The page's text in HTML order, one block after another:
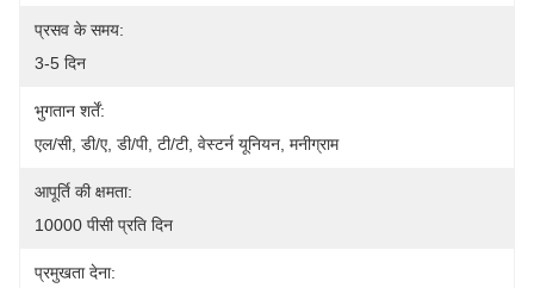
प्रसव के समय:
3-5 दिन
भुगतान शर्तें:
एल/सी, डी/ए, डी/पी, टी/टी, वेस्टर्न यूनियन, मनीग्राम
आपूर्ति की क्षमता:
10000 पीसी प्रति दिन
प्रमुखता देना: